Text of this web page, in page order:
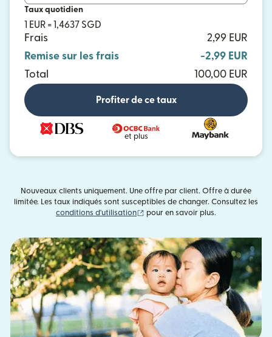
Taux quotidien
1 EUR = 1,4637 SGD
Frais
2,99 EUR
Remise sur les frais
-2,99 EUR
Total
100,00 EUR
Profiter de ce taux
et plus
Nouveaux clients uniquement. Une offre par client. Offre à durée
limitée. Les taux indiqués sont susceptibles de changer. Consultez les
conditions d'utilisation
(s'ouvre dans une nouvelle fenêtre)
pour en savoir plus.